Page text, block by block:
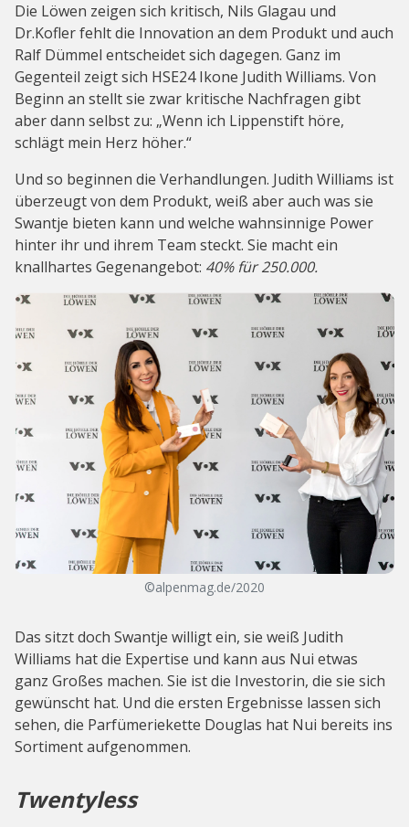
Die Löwen zeigen sich kritisch, Nils Glagau und
Dr.Kofler fehlt die Innovation an dem Produkt und auch
Ralf Dümmel entscheidet sich dagegen. Ganz im
Gegenteil zeigt sich HSE24 Ikone Judith Williams. Von
Beginn an stellt sie zwar kritische Nachfragen gibt
aber dann selbst zu: „Wenn ich Lippenstift höre,
schlägt mein Herz höher.“
Und so beginnen die Verhandlungen. Judith Williams ist
überzeugt von dem Produkt, weiß aber auch was sie
Swantje bieten kann und welche wahnsinnige Power
hinter ihr und ihrem Team steckt. Sie macht ein
knallhartes Gegenangebot: 40% für 250.000.
©alpenmag.de/2020
Das sitzt doch Swantje willigt ein, sie weiß Judith
Williams hat die Expertise und kann aus Nui etwas
ganz Großes machen. Sie ist die Investorin, die sie sich
gewünscht hat. Und die ersten Ergebnisse lassen sich
sehen, die Parfümeriekette Douglas hat Nui bereits ins
Sortiment aufgenommen.
Twentyless